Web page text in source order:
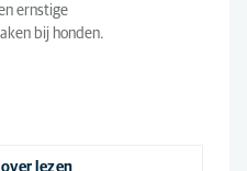
ernstige
bij honden.
lezen